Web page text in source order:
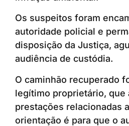
Os suspeitos foram
autoridade policial e
disposição da Justiça,
audiência de custódia.
O caminhão recuperado
legítimo proprietário, que
prestações relacionadas
orientação é para que o